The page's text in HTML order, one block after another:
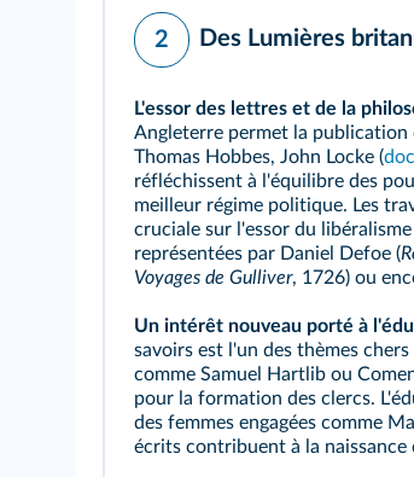
2 Des Lumières
L'essor des lettres et de la
Angleterre permet la publication
Thomas Hobbes, John Locke (
réfléchissent à l'équilibre des
meilleur régime politique. Les
cruciale sur l'essor du
libéralisme
représentées par Daniel Defoe (
Voyages de Gulliver, 1726) ou
Un intérêt nouveau porté à
savoirs est l'un des thèmes
comme Samuel Hartlib ou
pour la formation des clercs.
des femmes engagées comme
écrits contribuent à la